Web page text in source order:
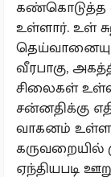
கண்கொடுத்த
உள்ளார். உள்
வீரபாகு,
சிலைகள்
சன்னதிக்கு
வாகனம்
கருவறையில்
ஏந்தியபடி